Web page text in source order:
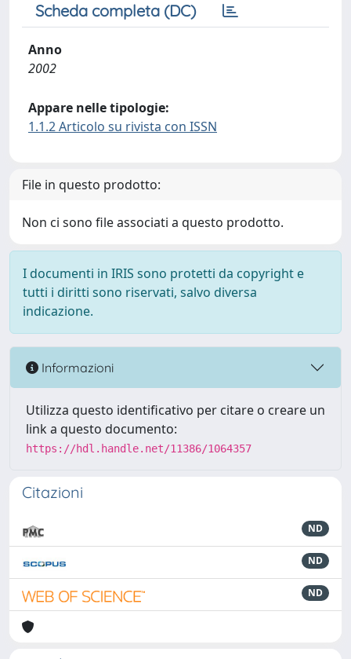
Scheda completa (DC)
Anno
2002
Appare nelle tipologie:
1.1.2 Articolo su rivista con ISSN
File in questo prodotto:
Non ci sono file associati a questo prodotto.
I documenti in IRIS sono protetti da copyright e
tutti i diritti sono riservati, salvo diversa
indicazione.
Informazioni
Utilizza questo identificativo per citare o creare un
link a questo documento:
https://hdl.handle.net/11386/1064357
Citazioni
ND
ND
ND